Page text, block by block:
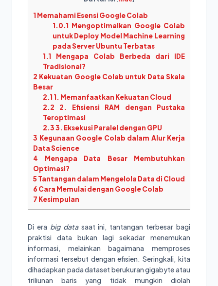
1 Memahami Esensi Google Colab
1.0.1 Mengoptimalkan Google Colab
untuk Deploy Model Machine Learning
pada Server Ubuntu Terbatas
1.1 Mengapa Colab Berbeda dari IDE
Tradisional?
2 Kekuatan Google Colab untuk Data Skala
Besar
2.1 1. Memanfaatkan Kekuatan Cloud
2.2 2. Efisiensi RAM dengan Pustaka
Teroptimasi
2.33. Eksekusi Paralel dengan GPU
3 Kegunaan Google Colab dalam Alur Kerja
Data Science
4 Mengapa Data Besar Membutuhkan
Optimasi?
5Tantangan dalam Mengelola Data di Cloud
6 Cara Memulai dengan Google Colab
7 Kesimpulan
Di era big datasaat ini, tantangan terbesar bagi
praktisi data bukan lagi sekadar menemukan
informasi, melainkan bagaimana memproses
informasi tersebut dengan efisien. Seringkali, kita
dihadapkan pada dataset berukuran gigabyte atau
triliunan baris yang tidak mungkin diolah